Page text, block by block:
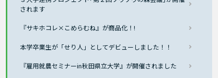
されます
『サキホコレ×こめらむね』が商品化！!
本学卒業生が「せり人」としてデビューしました！！
『雇用就農セミナーin秋田県立大学』が開催されました